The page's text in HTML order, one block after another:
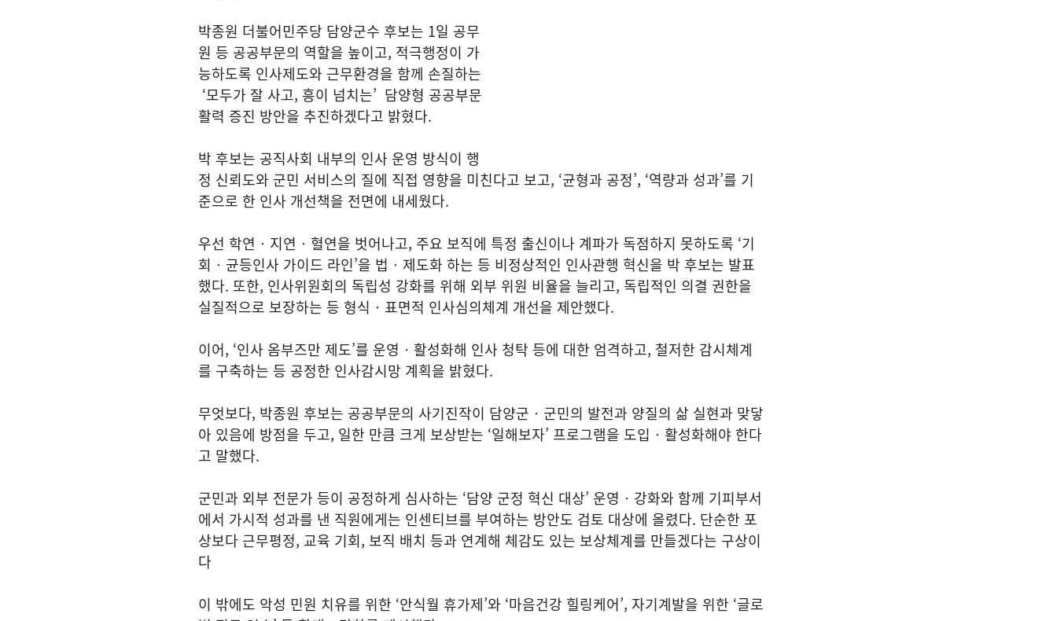
박종원 더불어민주당 담양군수 후보는 1일 공무
원 등 공공부문의 역할을 높이고, 적극행정이 가
능하도록 인사제도와 근무환경을 함께 손질하는
‘모두가 잘 사고, 흥이 넘치는’ 담양형 공공부문
활력 증진 방안을 추진하겠다고 밝혔다.
박 후보는 공직사회 내부의 인사 운영 방식이 행
정 신뢰도와 군민 서비스의 질에 직접 영향을 미친다고 보고, ‘균형과 공정’, ‘역량과 성과’를 기
준으로 한 인사 개선책을 전면에 내세웠다.
우선 학연‧지연‧혈연을 벗어나고, 주요 보직에 특정 출신이나 계파가 독점하지 못하도록 ‘기
회‧균등인사 가이드 라인’을 법‧제도화 하는 등 비정상적인 인사관행 혁신을 박 후보는 발표
했다. 또한, 인사위원회의 독립성 강화를 위해 외부 위원 비율을 늘리고, 독립적인 의결 권한을
실질적으로 보장하는 등 형식‧표면적 인사심의체계 개선을 제안했다.
이어, ‘인사 옴부즈만 제도’를 운영‧활성화해 인사 청탁 등에 대한 엄격하고, 철저한 감시체계
를 구축하는 등 공정한 인사감시망 계획을 밝혔다.
무엇보다, 박종원 후보는 공공부문의 사기진작이 담양군‧군민의 발전과 양질의 삶 실현과 맞닿
아 있음에 방점을 두고, 일한 만큼 크게 보상받는 ‘일해보자’ 프로그램을 도입‧활성화해야 한다
고 말했다.
군민과 외부 전문가 등이 공정하게 심사하는 ‘담양 군정 혁신 대상’ 운영‧강화와 함께 기피부서
에서 가시적 성과를 낸 직원에게는 인센티브를 부여하는 방안도 검토 대상에 올렸다. 단순한 포
상보다 근무평정, 교육 기회, 보직 배치 등과 연계해 체감도 있는 보상체계를 만들겠다는 구상이
다
이 밖에도 악성 민원 치유를 위한 ‘안식월 휴가제’와 ‘마음건강 힐링케어’, 자기계발을 위한 ‘글로